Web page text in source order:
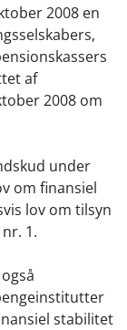
2008 en
af
2008 om
under
om finansiel
lov om tilsyn
1.
stabilitet